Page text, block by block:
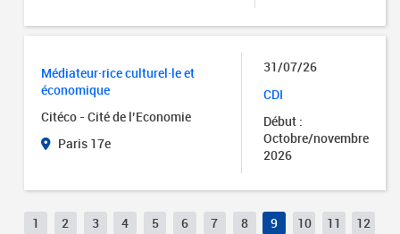
Médiateur·rice culturel·le et
économique
Citéco - Cité de l’Economie
Paris 17e
31/07/26
CDI
Début :
Octobre/novembre
2026
1 2 3 4 5 6 7 8 9 10 11
12